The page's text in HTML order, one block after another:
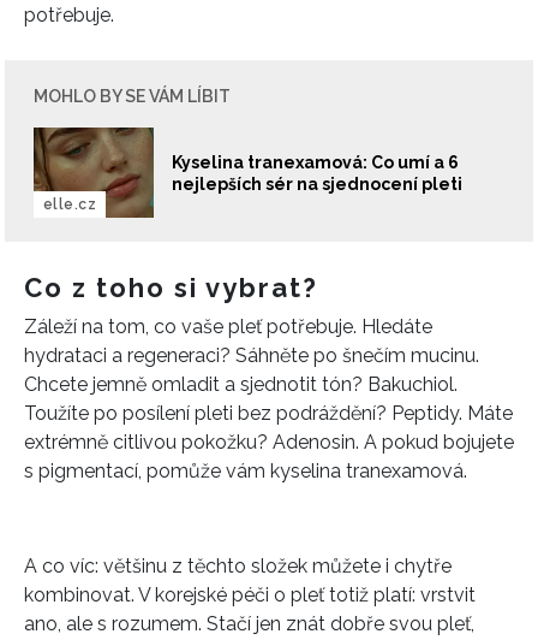
potřebuje.
MOHLO BY SE VÁM LÍBIT
Kyselina tranexamová: Co umí a 6
nejlepších sér na sjednocení pleti
elle.cz
Co z toho si vybrat?
Záleží na tom, co vaše pleť potřebuje. Hledáte
hydrataci a regeneraci? Sáhněte po šnečím mucinu.
Chcete jemně omladit a sjednotit tón? Bakuchiol.
Toužíte po posílení pleti bez podráždění? Peptidy. Máte
extrémně citlivou pokožku? Adenosin. A pokud bojujete
s pigmentací, pomůže vám kyselina tranexamová.
A co víc: většinu z těchto složek můžete i chytře
kombinovat. V korejské péči o pleť totiž platí: vrstvit
ano, ale s rozumem. Stačí jen znát dobře svou pleť,